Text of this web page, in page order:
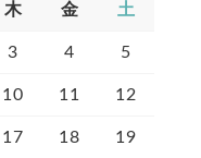
木 金 土
3 4 5
10 11 12
17 18 19